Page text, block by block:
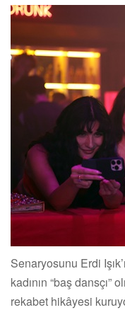
Senaryosunu Erdi
kadının “baş
rekabet hikâyesi